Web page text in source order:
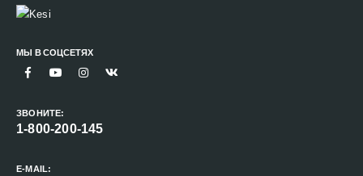
МЫ В СОЦСЕТЯХ
ЗВОНИТЕ:
1-800-200-145
E-MAIL: